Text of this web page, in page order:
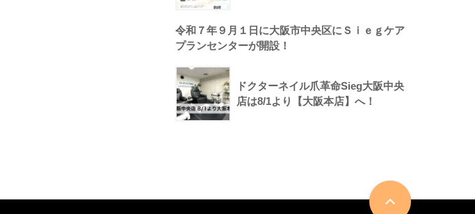
令和７年９月１日に大阪市中央区にＳｉｅｇケア
プランセンターが開設！
ドクターネイル爪革命Sieg大阪中央
店は8/1より【大阪本店】へ！